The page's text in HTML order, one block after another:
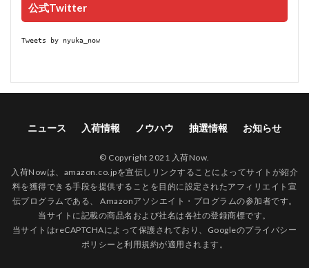
公式Twitter
Tweets by nyuka_now
ニュース 入荷情報 ノウハウ 抽選情報 お知らせ
© Copyright 2021 入荷Now.
入荷Nowは、amazon.co.jpを宣伝しリンクすることによってサイトが紹介
料を獲得できる手段を提供することを目的に設定されたアフィリエイト宣
伝プログラムである、 Amazonアソシエイト・プログラムの参加者です。
当サイトに記載の商品名および社名は各社の登録商標です。
当サイトはreCAPTCHAによって保護されており、Googleのプライバシー
ポリシー と利用規約が適用されます。